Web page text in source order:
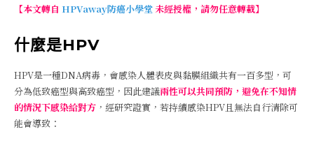
【本文轉自 HPVaway防癌小學堂未經授權，請勿任意轉載】
什麼是HPV
HPV是一種DNA病毒，會感染人體表皮與黏膜組織共有一百多型，可
分為低致癌型與高致癌型，因此建議兩性可以共同預防，避免在不知情
的情況下感染給對方 ，經研究證實，若持續感染HPV且無法自行清除可
能會導致：